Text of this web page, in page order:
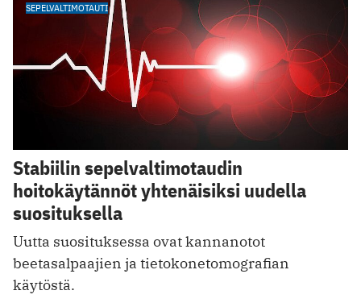
SEPELVALTIMOTAUTI
Stabiilin sepelvaltimotaudin
hoitokäytännöt yhtenäisiksi uudella
suosituksella
Uutta suosituksessa ovat kannanotot
beetasalpaajien ja tietokonetomografian
käytöstä.